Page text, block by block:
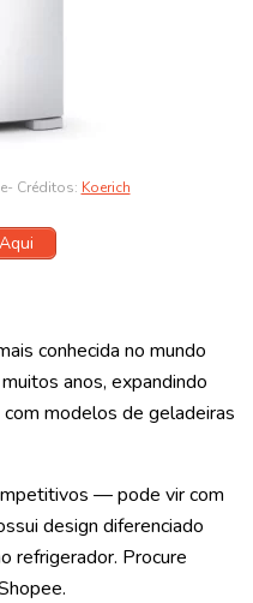
Créditos: Koerich
conhecida no mundo
anos, expandindo
modelos de geladeiras
— pode vir com
design diferenciado
refrigerador. Procure